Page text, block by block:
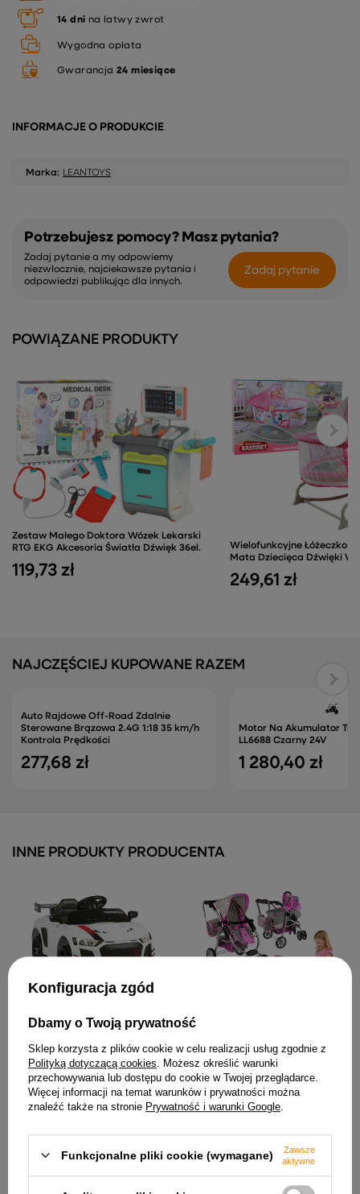
14 dni na łatwy zwrot
Wygodna opłata
Gwarancja 24 miesiące
INFORMACJE O PRODUKCIE
Marka: LEANTOYS
Potrzebujesz pomocy? Masz pytania?
Zadaj pytanie a my odpowiemy
niezwłocznie, najciekawsze pytania i
odpowiedzi publikując dla innych.
Zadaj pytanie
POWIĄZANE PRODUKTY
Zestaw Małego Doktora Wózek Lekarski
RTG EKG Akcesoria Światła Dźwięk 36el.
119,73 zł
Wielofunkcyjne Łóżeczko
Mata Dziecięca Dźwięki
249,61 zł
NAJCZĘŚCIEJ KUPOWANE RAZEM
Auto Rajdowe Off-Road Zdalnie
Sterowane Brązowa 2.4G 1:18 35 km/h
Kontrola Prędkości
277,68 zł
Motor Na Akumulator
LL6688 Czarny 24V
1 280,40 zł
INNE PRODUKTY PRODUCENTA
Pojazd na akumulator 915
438,94 zł
Spacerówka 2 w 1 Gondola
Torba Różowy Gwiazdki
210,28 zł
Konfiguracja zgód
Dbamy o Twoją prywatność
Sklep korzysta z plików cookie w celu realizacji usług zgodnie z
Polityką dotyczącą cookies . Możesz określić warunki
przechowywania lub dostępu do cookie w Twojej przeglądarce.
Więcej informacji na temat warunków i prywatności można
znaleźć także na stronie Prywatność i warunki Google
Funkcjonalne pliki cookie (wymagane)
Zawsze
aktywne